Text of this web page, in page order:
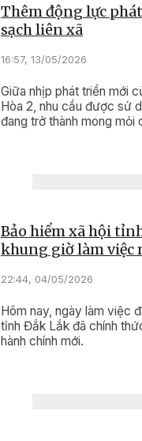
Thêm động lực
sạch liên xã
16:57, 13/05/2026
Giữa nhịp phát triển mới
Hòa 2, nhu cầu được sử
đang trở thành mong mỏi
Bảo hiểm xã hội
khung giờ làm việc
22:44, 04/05/2026
Hôm nay, ngày làm việc
tỉnh Đắk Lắk đã chính
hành chính mới.